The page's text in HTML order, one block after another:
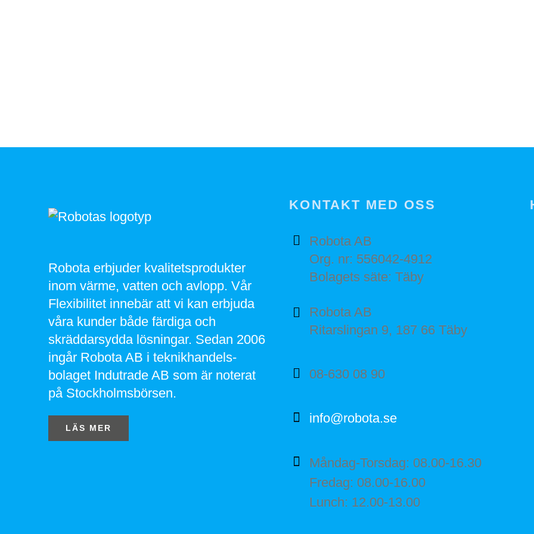
Robota erbjuder kvalitetsprodukter
inom värme, vatten och avlopp. Vår
Flexibilitet innebär att vi kan erbjuda
våra kunder både färdiga och
skräddarsydda lösningar. Sedan 2006
ingår Robota AB i teknikhandels-
bolaget Indutrade AB som är noterat
på Stockholmsbörsen.
LÄS MER
KONTAKT MED OSS
Robota AB
Org. nr: 556042-4912
Bolagets säte: Täby
Robota AB
Ritarslingan 9, 187 66 Täby
08-630 08 90
info@robota.se
Måndag-Torsdag: 08.00-16.30
Fredag: 08.00-16.00
Lunch: 12.00-13.00